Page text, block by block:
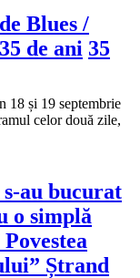
Blues /
de ani 35
18 și 19 septembrie
celor două zile,
s-au bucurat
o simplă
Ștrand